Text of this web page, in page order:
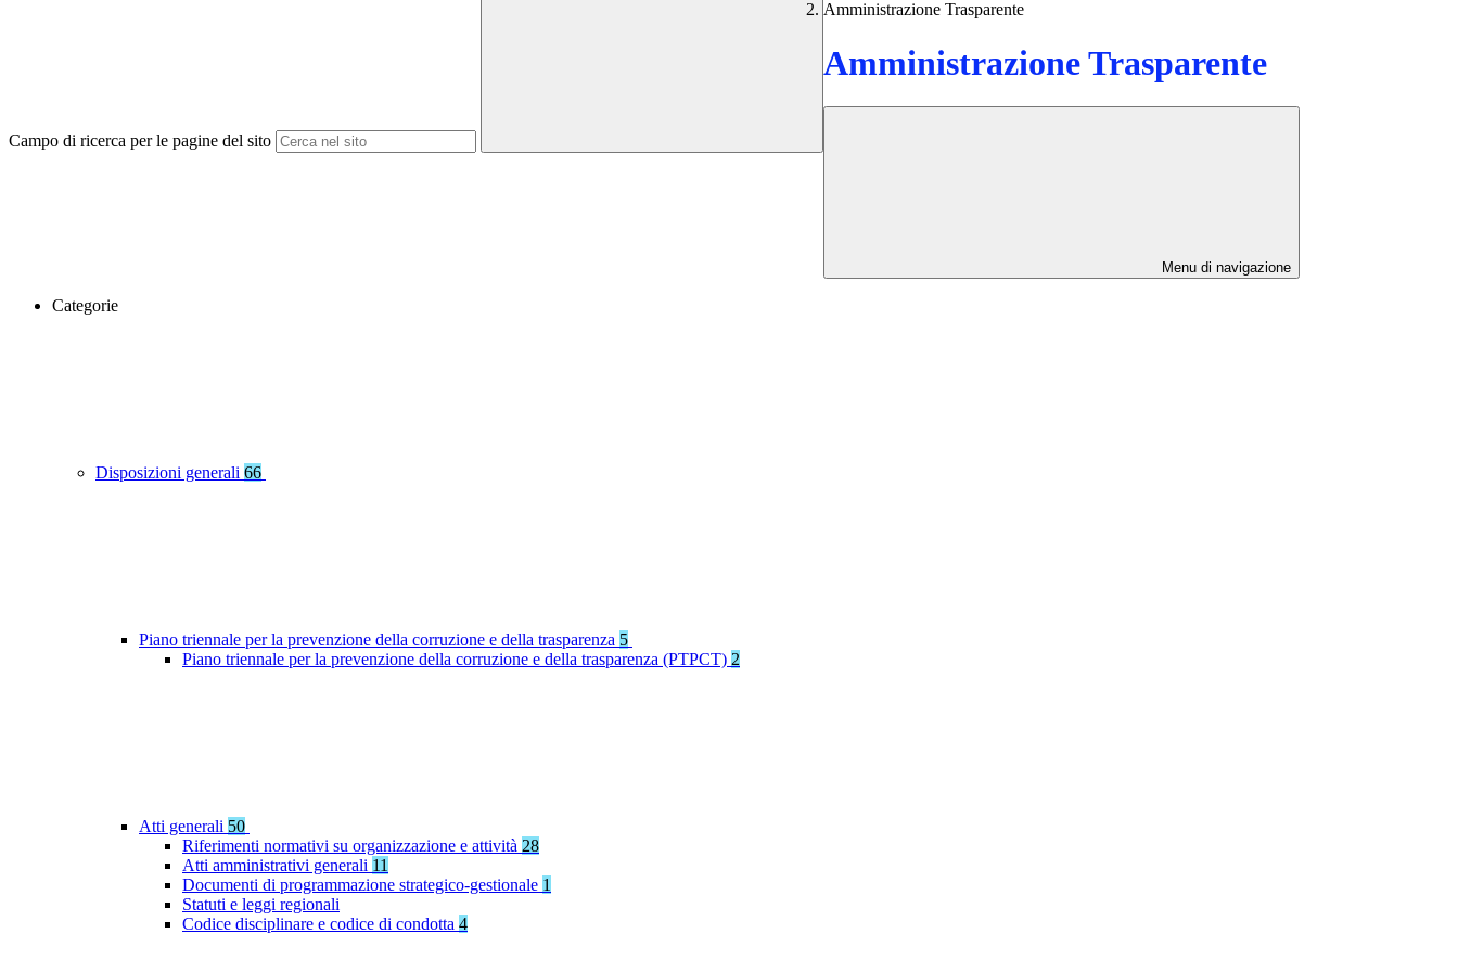
Campo di ricerca per le pagine del sito
Amministrazione Trasparente
Amministrazione Trasparente
Menu di navigazione
Categorie
Disposizioni generali 66
Piano triennale per la prevenzione della corruzione e della trasparenza 5
Piano triennale per la prevenzione della corruzione e della trasparenza (PTPCT) 2
Atti generali 50
Riferimenti normativi su organizzazione e attività 28
Atti amministrativi generali 11
Documenti di programmazione strategico-gestionale 1
Statuti e leggi regionali
Codice disciplinare e codice di condotta 4